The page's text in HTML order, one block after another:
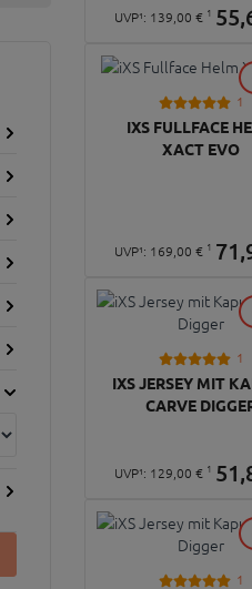
UVP¹: 139,00 € 1 55,
1
IXS FULLFACE
XACT EVO
UVP¹: 169,00 € 1 71,
1
IXS JERSEY MIT
CARVE
UVP¹: 129,00 € 1 51,
1